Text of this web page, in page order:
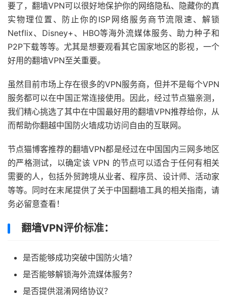
要了，翻墙VPN可以很好地保护你的网络隐私、隐藏你的真
实物理位置、防止你的ISP网络服务商节流限速、解锁
Netflix、Disney+、HBO等海外流媒体服务、助力种子和
P2P下载等等。尤其是想要观看其它国家地区的影视，一个
好用的翻墙VPN至关重要。
虽然目前市场上存在很多的VPN服务商，但并不是每个VPN
服务都可以在中国正常连接使用。因此，经过节点猫亲测，
我们精心挑选了其中在中国最好用的翻墙VPN推荐给你，从
而帮助你翻越中国防火墙成功访问自由的互联网。
节点猫博客推荐的翻墙VPN都是经过在中国国内三网多地区
的严格测试，以确定该 VPN 的节点可以适合于任何有相关
需要的人，包括外贸跨境从业者、程序员、设计师、活动家
等等。同时在末尾提供了关于中国翻墙工具的相关指南，请
务必留意查看！
翻墙VPN评价标准：
是否能够成功突破中国防火墙？
是否能够解锁海外流媒体服务？
是否提供混淆网络协议？